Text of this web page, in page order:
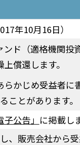
年10月16日）
ド（適格機関投
償還します。
かじめ受益者に
ことがあります。
公告」 に掲載し
販売会社から受